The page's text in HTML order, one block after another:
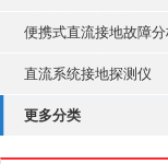
便携式直流接地故障分
直流系统接地探测仪
更多分类